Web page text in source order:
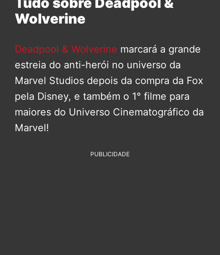
Wolverine
Deadpool & Wolverine marcará a grande
estreia do anti-herói no universo da
Marvel Studios depois da compra da Fox
pela Disney, e também o 1° filme para
maiores do Universo Cinematográfico da
Marvel!
PUBLICIDADE